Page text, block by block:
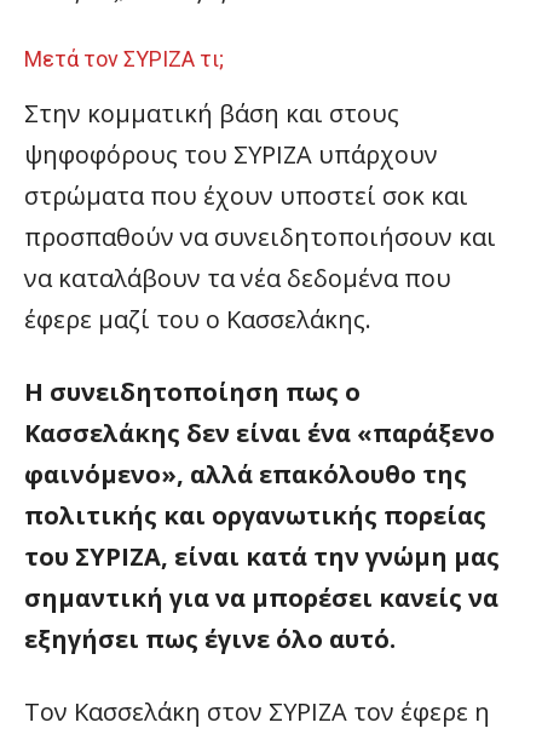
Μετά τον ΣΥΡΙΖΑ τι;
Στην κομματική βάση και στους
ψηφοφόρους του ΣΥΡΙΖΑ υπάρχουν
στρώματα που έχουν υποστεί σοκ και
προσπαθούν να συνειδητοποιήσουν και
να καταλάβουν τα νέα δεδομένα που
έφερε μαζί του ο Κασσελάκης.
Η συνειδητοποίηση πως ο
Κασσελάκης δεν είναι ένα «παράξενο
φαινόμενο», αλλά επακόλουθο της
πολιτικής και οργανωτικής πορείας
του ΣΥΡΙΖΑ, είναι κατά την γνώμη μας
σημαντική για να μπορέσει κανείς να
εξηγήσει πως έγινε όλο αυτό.
Τον Κασσελάκη στον ΣΥΡΙΖΑ τον έφερε η